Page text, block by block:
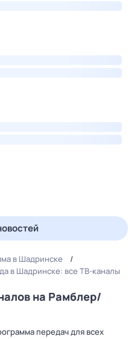
в Шадринске
в Шадринске: все ТВ-каналы
на Рамблер/
передач для всех